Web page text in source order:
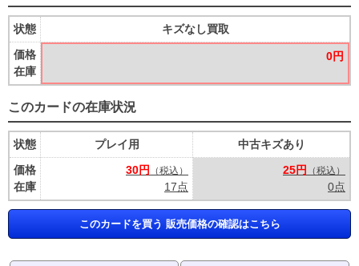
状態
価格
在庫
キズなし買取
0円
このカードの在庫状況
状態
価格
在庫
プレイ用
30円
（税込）
17点
中古キズあり
25円
（税込）
0点
このカードを買う 販売価格の確認はこちら